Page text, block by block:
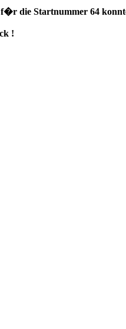
f�r die Startnummer 64
!